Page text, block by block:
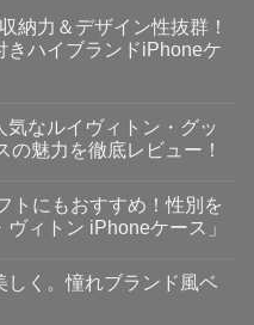
納力＆デザイン性抜群！
きハイブランドiPhoneケ
なルイヴィトン・グッ
魅力を徹底レビュー！
トにもおすすめ！性別を
ィトン iPhoneケース」
く。憧れブランド風ベ